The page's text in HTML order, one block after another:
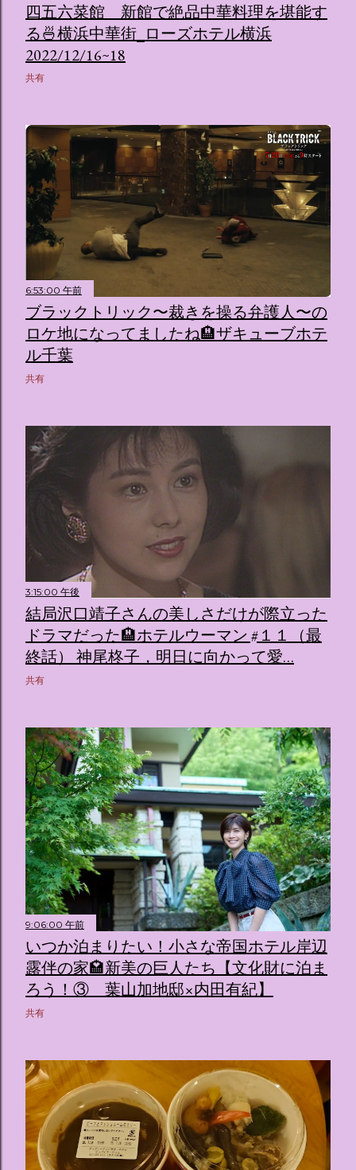
四五六菜館 新館で絶品中華料理を堪能す
る🍜横浜中華街_ローズホテル横浜
2022/12/16~18
共有
6:53:00 午前
ブラックトリック〜裁きを操る弁護人〜の
ロケ地になってましたね🏨ザキューブホテ
ル千葉
共有
3:15:00 午後
結局沢口靖子さんの美しさだけが際立った
ドラマだった🏨ホテルウーマン #１１（最
終話） 神尾柊子，明日に向かって愛…
共有
9:06:00 午前
いつか泊まりたい！小さな帝国ホテル岸辺
露伴の家🏩新美の巨人たち【文化財に泊ま
ろう！③ 葉山加地邸×内田有紀】
共有